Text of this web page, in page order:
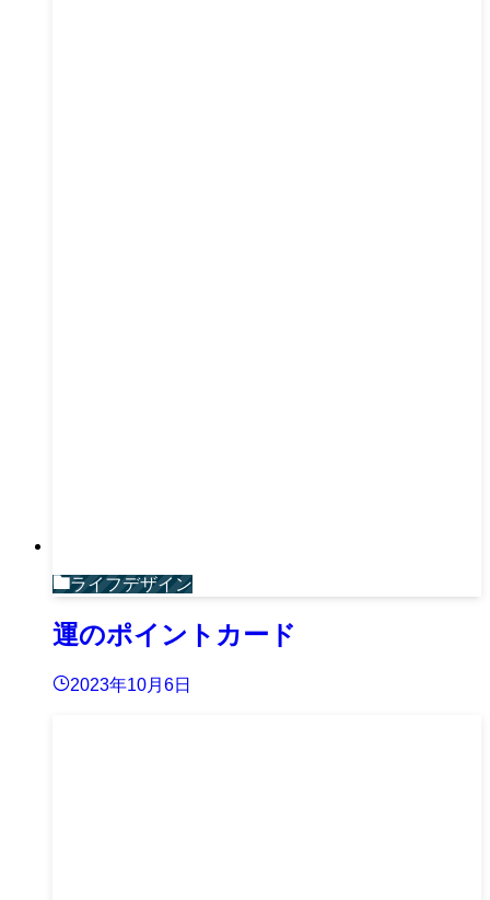
ライフデザイン
運のポイントカード
2023年10月6日